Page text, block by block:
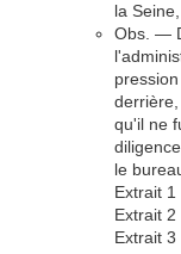
la
Obs. —
qu'il ne
le
Extrait 1
Extrait 2
Extrait 3